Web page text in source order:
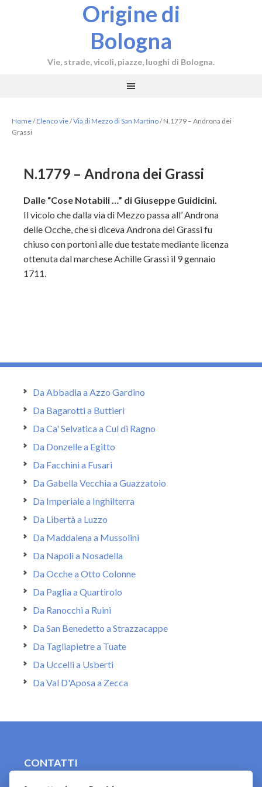
Origine di
Bologna
Vie, strade, vicoli, piazze, luoghi di Bologna.
Home/Elenco vie/Via di Mezzo di San Martino/N.1779 – Androna dei
Grassi
N.1779 – Androna dei Grassi
Dalle “Cose Notabili …” di Giuseppe Guidicini.
Il vicolo che dalla via di Mezzo passa all’ Androna
delle Ocche, che si diceva Androna dei Grassi fu
chiuso con portoni alle due testate mediante licenza
ottenuta dal marchese Achille Grassi il 9 gennaio
1711.
Da Abbadia a Azzo Gardino
Da Bagarotti a Buttieri
Da Ca' Selvatica a Cul di Ragno
Da Donzelle a Egitto
Da Facchini a Fusari
Da Gabella Vecchia a Guazzatoio
Da Imperiale a Inghilterra
Da Libertà a Luzzo
Da Maddalena a Mussolini
Da Napoli a Nosadella
Da Ocche a Otto Colonne
Da Paglia a Quartirolo
Da Ranocchi a Ruini
Da San Benedetto a Strazzacappe
Da Tagliapietre a Tuate
Da Uccelli a Usberti
Da Val D'Aposa a Zecca
CONTATTI